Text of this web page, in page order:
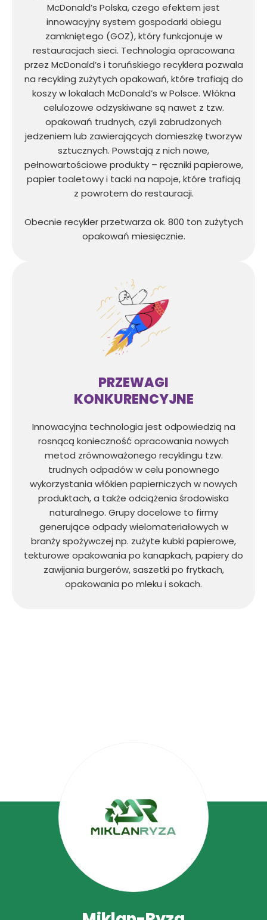
McDonald’s Polska, czego efektem jest
innowacyjny system gospodarki obiegu
zamkniętego (GOZ), który funkcjonuje w
restauracjach sieci. Technologia opracowana
przez McDonald’s i toruńskiego recyklera pozwala
na recykling zużytych opakowań, które trafiają do
koszy w lokalach McDonald’s w Polsce. Włókna
celulozowe odzyskiwane są nawet z tzw.
opakowań trudnych, czyli zabrudzonych
jedzeniem lub zawierających domieszkę tworzyw
sztucznych. Powstają z nich nowe,
pełnowartościowe produkty – ręczniki papierowe,
papier toaletowy i tacki na napoje, które trafiają
z powrotem do restauracji.
Obecnie recykler przetwarza ok. 800 ton zużytych
opakowań miesięcznie.
PRZEWAGI
KONKURENCYJNE
Innowacyjna technologia jest odpowiedzią na
rosnącą konieczność opracowania nowych
metod zrównoważonego recyklingu tzw.
trudnych odpadów w celu ponownego
wykorzystania włókien papierniczych w nowych
produktach, a także odciążenia środowiska
naturalnego. Grupy docelowe to firmy
generujące odpady wielomateriałowych w
branży spożywczej np. zużyte kubki papierowe,
tekturowe opakowania po kanapkach, papiery do
zawijania burgerów, saszetki po frytkach,
opakowania po mleku i sokach.